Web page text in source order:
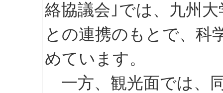
絡協議会｣では、九州
との連携のもとで、科
めています。
一方、観光面では、